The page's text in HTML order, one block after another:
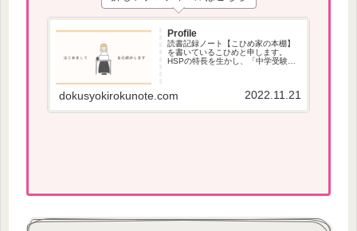
Profile
読書記録ノート【こひめ家の本棚】
を書いているこひめと申します。
HSPの特長を生かし、「中学受験」
dokusyokirokunote.com 2022.11.21